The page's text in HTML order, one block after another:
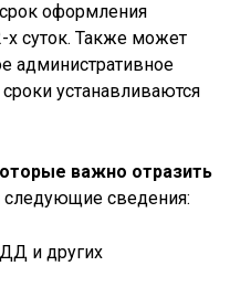
оформления
х суток. Также может
административное
устанавливаются
важно отразить
следующие сведения:
и других